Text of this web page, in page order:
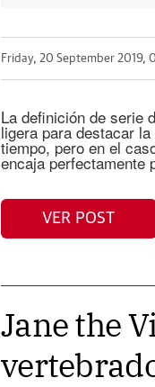
Friday, 20 September 2019,
La definición de serie
ligera para destacar
tiempo, pero en el
encaja perfectamente
VER POST
Jane the